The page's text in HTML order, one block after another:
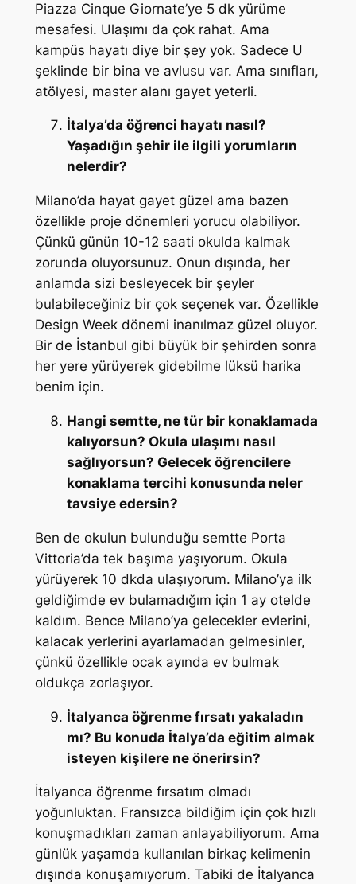
Piazza Cinque Giornate’ye 5 dk yürüme
mesafesi. Ulaşımı da çok rahat. Ama
kampüs hayatı diye bir şey yok. Sadece U
şeklinde bir bina ve avlusu var. Ama sınıfları,
atölyesi, master alanı gayet yeterli.
İtalya’da öğrenci hayatı nasıl?
Yaşadığın şehir ile ilgili yorumların
nelerdir?
Milano’da hayat gayet güzel ama bazen
özellikle proje dönemleri yorucu olabiliyor.
Çünkü günün 10-12 saati okulda kalmak
zorunda oluyorsunuz. Onun dışında, her
anlamda sizi besleyecek bir şeyler
bulabileceğiniz bir çok seçenek var. Özellikle
Design Week dönemi inanılmaz güzel oluyor.
Bir de İstanbul gibi büyük bir şehirden sonra
her yere yürüyerek gidebilme lüksü harika
benim için.
Hangi semtte, ne tür bir konaklamada
kalıyorsun? Okula ulaşımı nasıl
sağlıyorsun? Gelecek öğrencilere
konaklama tercihi konusunda neler
tavsiye edersin?
Ben de okulun bulunduğu semtte Porta
Vittoria’da tek başıma yaşıyorum. Okula
yürüyerek 10 dkda ulaşıyorum. Milano’ya ilk
geldiğimde ev bulamadığım için 1 ay otelde
kaldım. Bence Milano’ya gelecekler evlerini,
kalacak yerlerini ayarlamadan gelmesinler,
çünkü özellikle ocak ayında ev bulmak
oldukça zorlaşıyor.
İtalyanca öğrenme fırsatı yakaladın
mı? Bu konuda İtalya’da eğitim almak
isteyen kişilere ne önerirsin?
İtalyanca öğrenme fırsatım olmadı
yoğunluktan. Fransızca bildiğim için çok hızlı
konuşmadıkları zaman anlayabiliyorum. Ama
günlük yaşamda kullanılan birkaç kelimenin
dışında konuşamıyorum. Tabiki de İtalyanca